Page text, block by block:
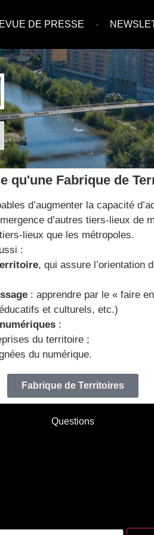
DE PRESSE
qu'une Fabrique de
d’augmenter la capacité
d’autres tiers-lieux
lieux que les métropoles.
:
, qui assure l’orientation
: apprendre par le « faire
et culturels, etc.)
:
du territoire ;
du numérique.
Fabrique de Territoires
Questions